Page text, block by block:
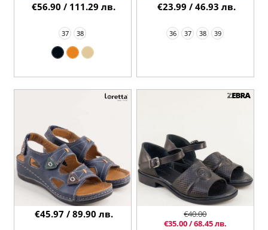
37 38
€56.90 / 111.29 лв.
36 37 38 39
€23.99 / 46.93 лв.
€45.97 / 89.90 лв.
€40.00
€35.00 / 68.45 лв.